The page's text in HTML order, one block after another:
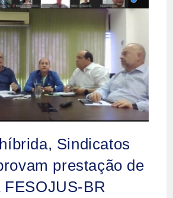
Sindicatos
prestação de
FESOJUS-BR